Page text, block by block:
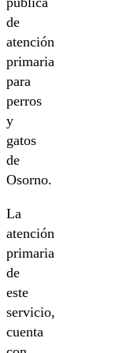
de
atención
primaria
para
perros
y
gatos
de
Osorno.
La
atención
primaria
de
este
servicio,
cuenta